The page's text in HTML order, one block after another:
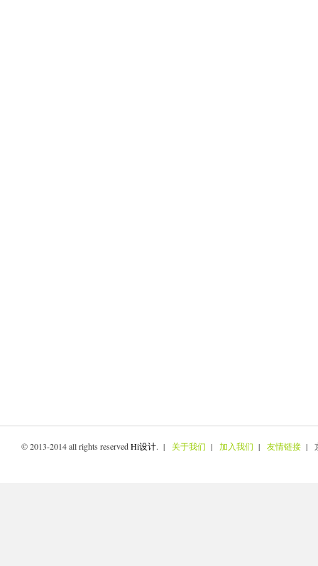
© 2013-2014 all rights reservedHi设计. | 关于我们 | 加入我们 | 友情链接 |